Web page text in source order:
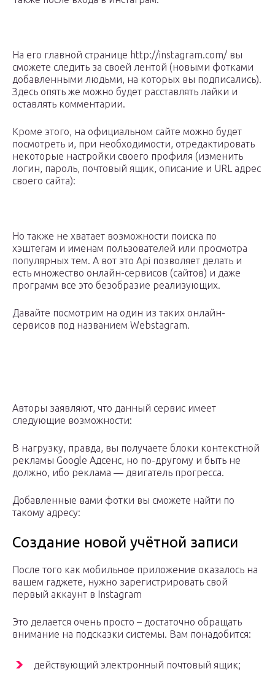
На его главной странице http://instagram.com/ вы
сможете следить за своей лентой (новыми фотками
добавленными людьми, на которых вы подписались).
Здесь опять же можно будет расставлять лайки и
оставлять комментарии.
Кроме этого, на официальном сайте можно будет
посмотреть и, при необходимости, отредактировать
некоторые настройки своего профиля (изменить
логин, пароль, почтовый ящик, описание и URL адрес
своего сайта):
Но также не хватает возможности поиска по
хэштегам и именам пользователей или просмотра
популярных тем. А вот это Api позволяет делать и
есть множество онлайн-сервисов (сайтов) и даже
программ все это безобразие реализующих.
Давайте посмотрим на один из таких онлайн-
сервисов под названием Webstagram.
Авторы заявляют, что данный сервис имеет
следующие возможности:
В нагрузку, правда, вы получаете блоки контекстной
рекламы Google Адсенс, но по-другому и быть не
должно, ибо реклама — двигатель прогресса.
Добавленные вами фотки вы сможете найти по
такому адресу:
Создание новой учётной записи
После того как мобильное приложение оказалось на
вашем гаджете, нужно зарегистрировать свой
первый аккаунт в Instagram
Это делается очень просто – достаточно обращать
внимание на подсказки системы. Вам понадобится:
действующий электронный почтовый ящик;